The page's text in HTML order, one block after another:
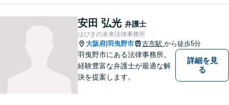
決策を提案し続けます。 よろ
しくお願いします。
安田 弘光 弁護士
はびきの未来法律事務所
大阪府 羽曳野市 古市駅 から徒歩5分
羽曳野市にある法律事務所。
経験豊富な弁護士が最適な解
決を提案します。
詳細を見
る